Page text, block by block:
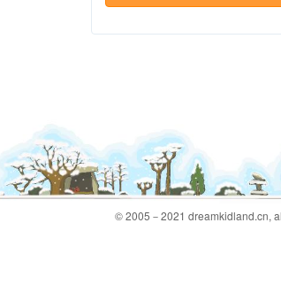
© 2005－2021 dreamkidland.cn,